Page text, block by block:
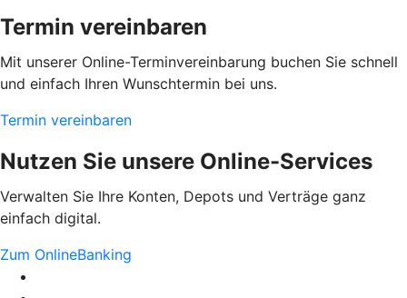
Termin vereinbaren
Mit unserer Online-Terminvereinbarung buchen Sie schnell
und einfach Ihren Wunschtermin bei uns.
Termin vereinbaren
Nutzen Sie unsere Online-Services
Verwalten Sie Ihre Konten, Depots und Verträge ganz
einfach digital.
Zum OnlineBanking